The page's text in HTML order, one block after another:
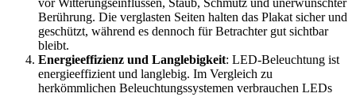
vor Witterungseinflüssen, Staub, Schmutz und unerwünschter
Berührung. Die verglasten Seiten halten das Plakat sicher und
geschützt, während es dennoch für Betrachter gut sichtbar
bleibt.
Energieeffizienz und Langlebigkeit: LED-Beleuchtung ist
energieeffizient und langlebig. Im Vergleich zu
herkömmlichen Beleuchtungssystemen verbrauchen LEDs